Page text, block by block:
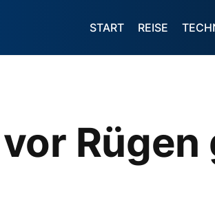
START REISE